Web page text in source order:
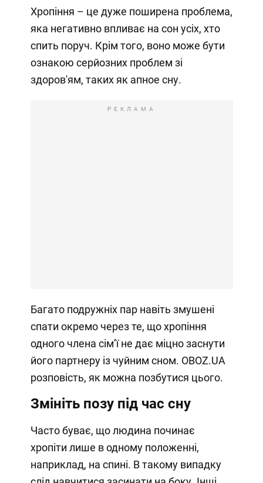
Хропіння – це дуже поширена проблема,
яка негативно впливає на сон усіх, хто
спить поруч. Крім того, воно може бути
ознакою серйозних проблем зі
здоров'ям, таких як апное сну.
РЕКЛАМА
Багато подружніх пар навіть змушені
спати окремо через те, що хропіння
одного члена сімʼї не дає міцно заснути
його партнеру із чуйним сном. OBOZ.UA
розповість, як можна позбутися цього.
Змініть позу під час сну
Часто буває, що людина починає
хропіти лише в одному положенні,
наприклад, на спині. В такому випадку